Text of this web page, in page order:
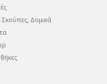
Σκούπες, Δομικά